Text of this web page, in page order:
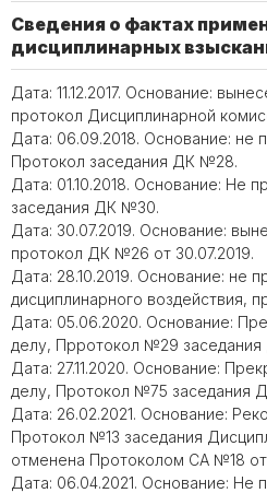
Сведения о фактах
дисциплинарных
Дата: 11.12.2017. Основание:
протокол Дисциплинарной
Дата: 06.09.2018. Основание: не
Протокол заседания ДК №28.
Дата: 01.10.2018. Основание: Не
заседания ДК №30.
Дата: 30.07.2019. Основание:
протокол ДК №26 от 30.07.2019.
Дата: 28.10.2019. Основание: не
дисциплинарного воздействия,
Дата: 05.06.2020. Основание:
делу, Прротокол №29 заседания
Дата: 27.11.2020. Основание:
делу, Протокол №75 заседания
Дата: 26.02.2021. Основание:
Протокол №13 заседания
отменена Протоколом СА №18 от
Дата: 06.04.2021. Основание: Не